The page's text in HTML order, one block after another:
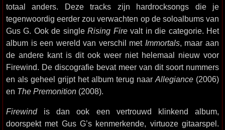
totaal anders. Deze tracks zijn hardrocksongs die je
tegenwoordig eerder zou verwachten op de soloalbums van
Gus G. Ook de singleRising Firevalt in die categorie. Het
album is een wereld van verschil met Immortals, maar aan
de andere kant is dit ook weer niet helemaal nieuw voor
Firewind. De discografie bevat meer van dit soort nummers
en als geheel grijpt het album terug naar Allegiance (2006)
en The Premonition (2008).
Firewindis dan ook een vertrouwd klinkend album,
doorspekt met Gus G’s kenmerkende, virtuoze gitaarspel.